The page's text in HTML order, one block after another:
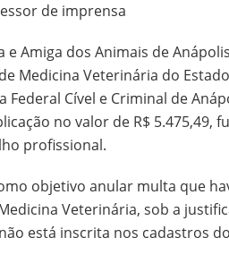
de imprensa
e Amiga dos Animais de
Medicina Veterinária do
Federal Cível e Criminal de
no valor de R$ 5.475,49,
profissional.
objetivo anular multa que
Veterinária, sob a
está inscrita nos cadastros do